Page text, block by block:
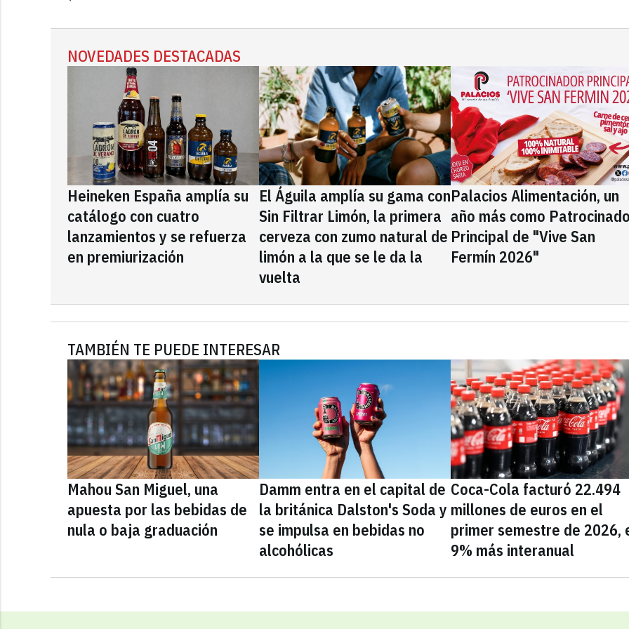
NOVEDADES DESTACADAS
Heineken España amplía su
catálogo con cuatro
lanzamientos y se refuerza
en premiurización
El Águila amplía su gama con
Sin Filtrar Limón, la primera
cerveza con zumo natural de
limón a la que se le da la
vuelta
Palacios Alimentación, un
año más como
Principal de "Vive San
Fermín 2026"
TAMBIÉN TE PUEDE INTERESAR
Mahou San Miguel, una
apuesta por las bebidas de
nula o baja graduación
Damm entra en el capital de
la británica Dalston's Soda y
se impulsa en bebidas no
alcohólicas
Coca-Cola facturó 22.494
millones de euros en el
primer semestre de 2026,
9% más interanual